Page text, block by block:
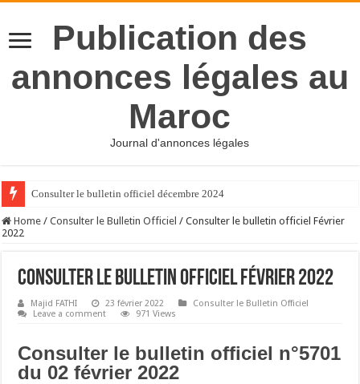
Publication des
annonces légales au
Maroc
Journal d'annonces légales
Consulter le bulletin officiel décembre 2024
Home / Consulter le Bulletin Officiel / Consulter le bulletin officiel Février
2022
Consulter le bulletin officiel Février 2022
Majid FATHI 23 février 2022
Consulter le Bulletin Officiel
Leave a comment
971 Views
Consulter le bulletin officiel n°5701
du 02 février 2022